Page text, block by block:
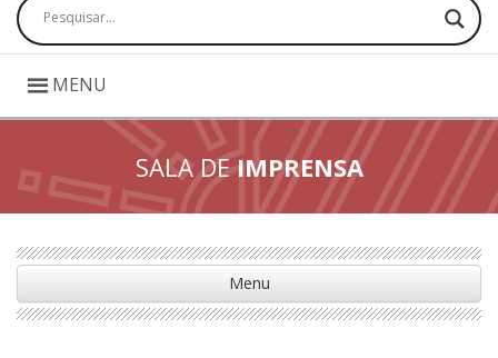
Pesquisar
MENU
SALA DEIMPRENSA
Menu